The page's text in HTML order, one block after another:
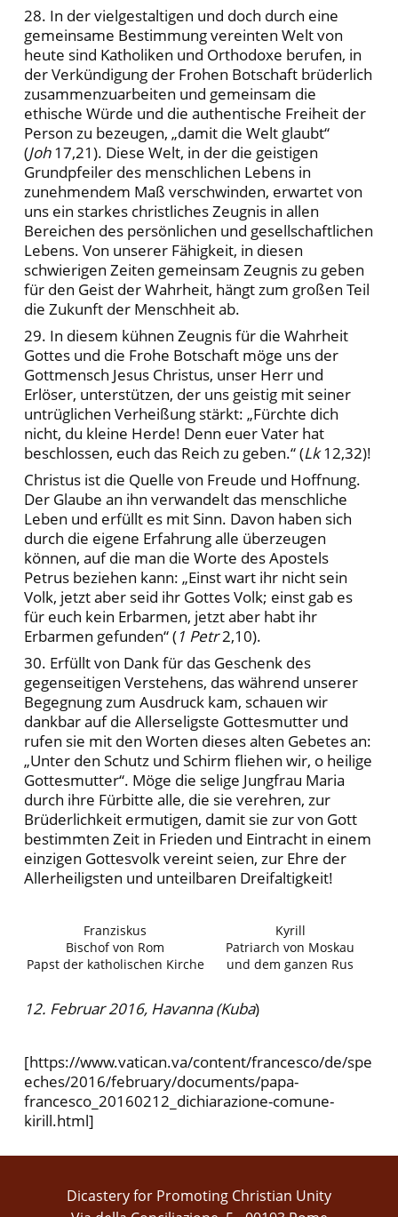
28. In der vielgestaltigen und doch durch eine
gemeinsame Bestimmung vereinten Welt von
heute sind Katholiken und Orthodoxe berufen, in
der Verkündigung der Frohen Botschaft brüderlich
zusammenzuarbeiten und gemeinsam die
ethische Würde und die authentische Freiheit der
Person zu bezeugen, „damit die Welt glaubt“
(Joh17,21). Diese Welt, in der die geistigen
Grundpfeiler des menschlichen Lebens in
zunehmendem Maß verschwinden, erwartet von
uns ein starkes christliches Zeugnis in allen
Bereichen des persönlichen und gesellschaftlichen
Lebens. Von unserer Fähigkeit, in diesen
schwierigen Zeiten gemeinsam Zeugnis zu geben
für den Geist der Wahrheit, hängt zum großen Teil
die Zukunft der Menschheit ab.
29. In diesem kühnen Zeugnis für die Wahrheit
Gottes und die Frohe Botschaft möge uns der
Gottmensch Jesus Christus, unser Herr und
Erlöser, unterstützen, der uns geistig mit seiner
untrüglichen Verheißung stärkt: „Fürchte dich
nicht, du kleine Herde! Denn euer Vater hat
beschlossen, euch das Reich zu geben.“ (Lk12,32)!
Christus ist die Quelle von Freude und Hoffnung.
Der Glaube an ihn verwandelt das menschliche
Leben und erfüllt es mit Sinn. Davon haben sich
durch die eigene Erfahrung alle überzeugen
können, auf die man die Worte des Apostels
Petrus beziehen kann: „Einst wart ihr nicht sein
Volk, jetzt aber seid ihr Gottes Volk; einst gab es
für euch kein Erbarmen, jetzt aber habt ihr
Erbarmen gefunden“ (1 Petr2,10).
30. Erfüllt von Dank für das Geschenk des
gegenseitigen Verstehens, das während unserer
Begegnung zum Ausdruck kam, schauen wir
dankbar auf die Allerseligste Gottesmutter und
rufen sie mit den Worten dieses alten Gebetes an:
„Unter den Schutz und Schirm fliehen wir, o heilige
Gottesmutter“. Möge die selige Jungfrau Maria
durch ihre Fürbitte alle, die sie verehren, zur
Brüderlichkeit ermutigen, damit sie zur von Gott
bestimmten Zeit in Frieden und Eintracht in einem
einzigen Gottesvolk vereint seien, zur Ehre der
Allerheiligsten und unteilbaren Dreifaltigkeit!
Franziskus
Bischof von Rom
Papst der katholischen Kirche
Kyrill
Patriarch von Moskau
und dem ganzen Rus
12. Februar 2016, Havanna (Kuba)
[https://www.vatican.va/content/francesco/de/spe
eches/2016/february/documents/papa-
francesco_20160212_dichiarazione-comune-
kirill.html]
Dicastery for Promoting Christian Unity